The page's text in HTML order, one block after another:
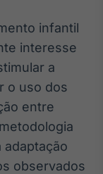
infantil
interesse
a
o uso dos
entre
observados